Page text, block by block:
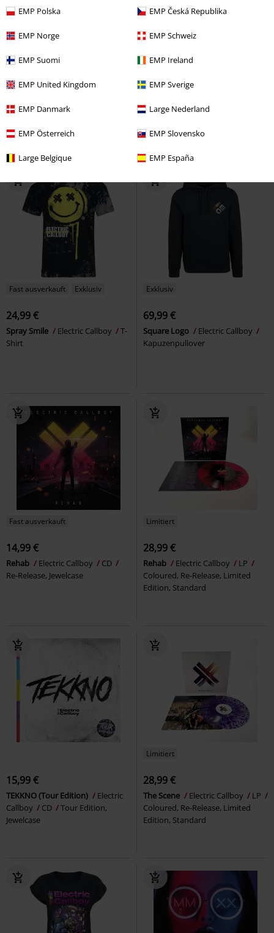
EMP Polska EMP Česká Republika
EMP Norge EMP Schweiz
EMP Suomi EMP Ireland
EMP United Kingdom EMP Sverige
EMP Danmark Large Nederland
EMP Österreich EMP Slovensko
Large Belgique EMP España
24,99 €
Tank-Top
-16%
Fast ausverkauft
49,99 €
Kapuzenpullover
Fast ausverkauft Exklusiv
24,99 €
Spray Smile Electric Callboy
T-
Shirt
Exklusiv
69,99 €
Square Logo
Electric Callboy
Kapuzenpullover
Fast ausverkauft
14,99 €
Rehab Electric Callboy
CD
Re-Release, Jewelcase
Limitiert
28,99 €
Rehab Electric Callboy
LP
Coloured, Re-Release, Limited
Edition, Standard
15,99 €
TEKKNO (Tour Edition)
Electric
Callboy
CD
Tour Edition,
Jewelcase
Limitiert
28,99 €
The Scene Electric Callboy
LP
Coloured, Re-Release, Limited
Edition, Standard